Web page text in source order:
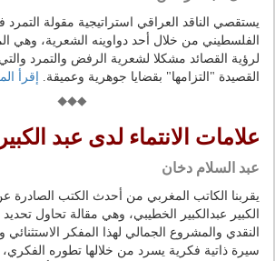
يستقصي الناقد العراقي استراتيجية مقولة التمرد
الفلسطيني من خلال أحد دواوينه الشعرية، وهي
لرؤية القصائد مشكلا لشعرية الرفض والتمرد
القصيدة "التزامها" بقضايا جوهرية وعميقة.
إقرأ
علامات الانتماء لدى عبد
عبد السلام دخان
يقربنا الكاتب المغربي من أحدث الكتب الصادرة
الكبير عبدالكبير الخطيبي، وهي مقالة تحاول
النقدي والمشروع الجمالي لهذا المفكر الاستثنائي
سيرة ذاتية فكرية يسرد من خلالها تطوره